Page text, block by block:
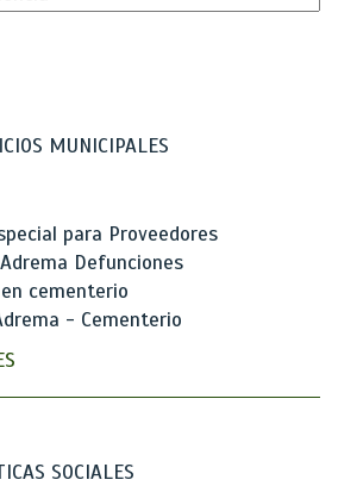
MUNICIPALES
para Proveedores
Defunciones
cementerio
- Cementerio
SOCIALES